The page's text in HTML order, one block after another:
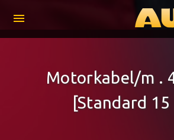
menu
Motorkabel/m .
[Standard 15